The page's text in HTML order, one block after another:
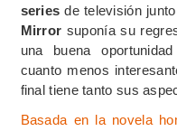
series de televisión
Mirror suponía su
una buena
cuanto menos
final tiene tanto sus
Basada en la novela